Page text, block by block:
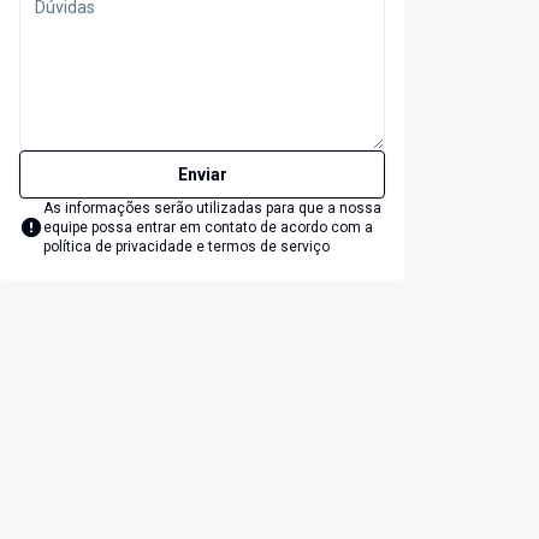
Enviar
As informações serão utilizadas para que a nossa
equipe possa entrar em contato de acordo com a
política de privacidade e termos de serviço